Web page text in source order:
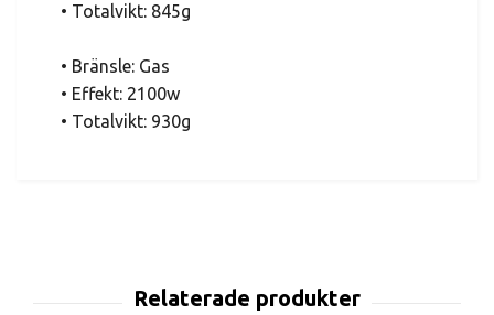
• Totalvikt: 845g
• Bränsle: Gas
• Effekt: 2100w
• Totalvikt: 930g